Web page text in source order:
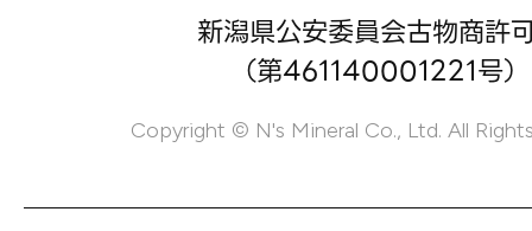
新潟県公安委員会古物商許
（第461140001221号）
Copyright © N's Mineral Co., Ltd. All